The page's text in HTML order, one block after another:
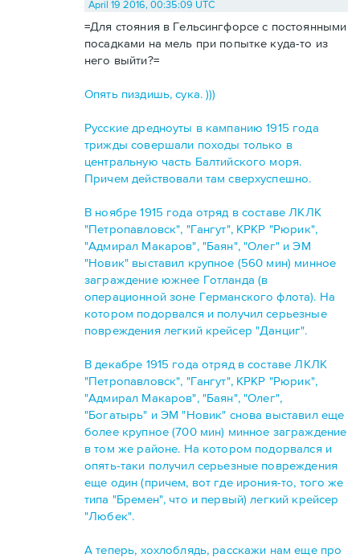
April 19 2016, 00:35:09 UTC
=Для стояния в Гельсингфорсе с постоянными
посадками на мель при попытке куда-то из
него выйти?=
Опять пиздишь, сука. )))
Русские дредноуты в кампанию 1915 года
трижды совершали походы только в
центральную часть Балтийского моря.
Причем действовали там сверхуспешно.
В ноябре 1915 года отряд в составе ЛКЛК
"Петропавловск", "Гангут", КРКР "Рюрик",
"Адмирал Макаров", "Баян", "Олег" и ЭМ
"Новик" выставил крупное (560 мин) минное
заграждение южнее Готланда (в
операционной зоне Германского флота). На
котором подорвался и получил серьезные
повреждения легкий крейсер "Данциг".
В декабре 1915 года отряд в составе ЛКЛК
"Петропавловск", "Гангут", КРКР "Рюрик",
"Адмирал Макаров", "Баян", "Олег",
"Богатырь" и ЭМ "Новик" снова выставил еще
более крупное (700 мин) минное заграждение
в том же районе. На котором подорвался и
опять-таки получил серьезные повреждения
еще один (причем, вот где ирония-то, того же
типа "Бремен", что и первый) легкий крейсер
"Любек".
А теперь, хохлоблядь, расскажи нам еще про